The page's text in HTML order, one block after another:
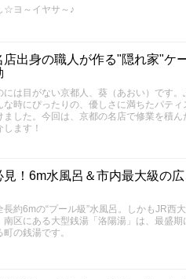
☆ヨ～イヤサ～♪
店出身の職人が作る"隠れ家"ケ
には目がない京都人、葵（あおい）です
時にぴったりの、優しさに満ちたパティ
した。今回は、京都の名店で修業を積ん
ます！
見！6m水風呂＆市内最大級の
約6mの“プール級”水風呂。しかもJR西
南区にある大型銭湯「洛陽湯」は、最盛
の銭湯です。